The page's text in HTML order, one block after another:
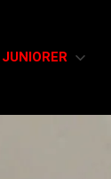
JUNIORER